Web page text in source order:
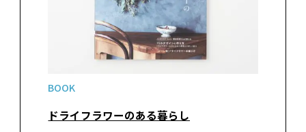
BOOK
ドライフラワーのある暮らし